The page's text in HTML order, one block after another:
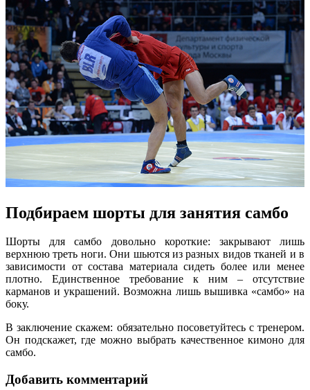
Подбираем шорты для занятия самбо
Шорты для самбо довольно короткие: закрывают лишь
верхнюю треть ноги. Они шьются из разных видов тканей и в
зависимости от состава материала сидеть более или менее
плотно. Единственное требование к ним – отсутствие
карманов и украшений. Возможна лишь вышивка «самбо» на
боку.
В заключение скажем: обязательно посоветуйтесь с тренером.
Он подскажет, где можно выбрать качественное кимоно для
самбо.
Добавить комментарий